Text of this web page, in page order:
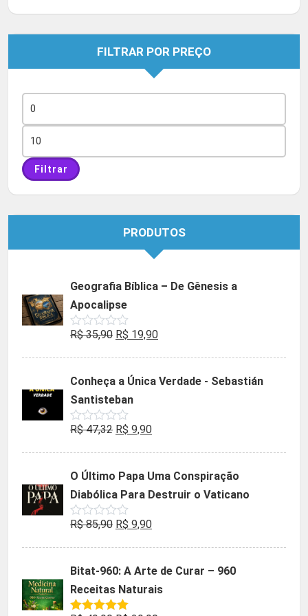
FILTRAR POR PREÇO
mínimo
máximo
Filtrar
PRODUTOS
Geografia Bíblica – De Gênesis a
Apocalipse
Avaliação
de
R$35,90 O
era:
R$ 35,90.
R$ 19,90O
é:
Conheça a Única Verdade - Sebastián
Santisteban
Avaliação
de
R$47,32 O
era:
R$ 47,32.
R$ 9,90O
é:
R$ 9,90.
O Último Papa Uma Conspiração
Diabólica Para Destruir o Vaticano
Avaliação
de
R$85,90 O
era:
R$ 85,90.
R$ 9,90O
é:
R$ 9,90.
Bitat-960: A Arte de Curar – 960
Receitas Naturais